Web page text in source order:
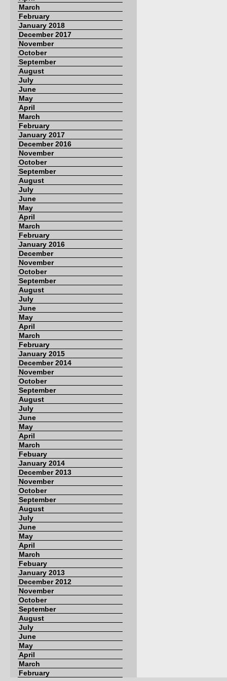
March
February
January 2018
December 2017
November
October
September
August
July
June
May
April
March
February
January 2017
December 2016
November
October
September
August
July
June
May
April
March
February
January 2016
December
November
October
September
August
July
June
May
April
March
February
January 2015
December 2014
November
October
September
August
July
June
May
April
March
Febuary
January 2014
December 2013
November
October
September
August
July
June
May
April
March
Febuary
January 2013
December 2012
November
October
September
August
July
June
May
April
March
February